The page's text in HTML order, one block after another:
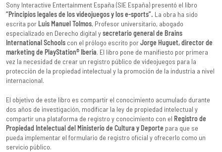
Sony Interactive Entertainment España (SIE España) presentó el libro
“Principios legales de los videojuegos y los e-sports”. La obra ha sido
escrita por Luis Manuel Tolmos, Profesor universitario, abogado
especializado en Derecho digital ysecretario general de Brains
International Schools con el prólogo escrito porJorge Huguet, director de
marketing de PlayStation® Iberia. El libro pone de manifiesto por primera
vez la necesidad de crear un registro público de videojuegos para la
protección de la propiedad intelectual y la promoción de la industria a nivel
internacional.
El objetivo de este libro es compartir el conocimiento acumulado durante
dos años de investigación, modificar la ley de propiedad intelectual y
compartir una plataforma de registro y conocimiento con el Registro de
Propiedad Intelectual del Ministerio de Cultura y Deporte para que se
pueda implementar el formulario de registro oficial y ofrecerlo como un
servicio público.